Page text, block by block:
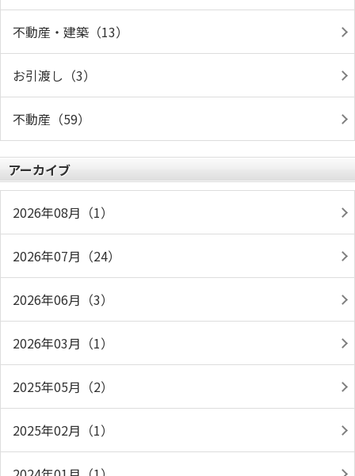
不動産・建築（13）
お引渡し（3）
不動産（59）
アーカイブ
2026年08月（1）
2026年07月（24）
2026年06月（3）
2026年03月（1）
2025年05月（2）
2025年02月（1）